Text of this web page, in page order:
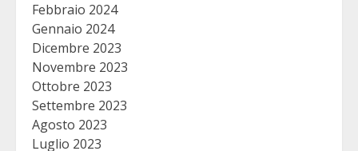
Febbraio 2024
Gennaio 2024
Dicembre 2023
Novembre 2023
Ottobre 2023
Settembre 2023
Agosto 2023
Luglio 2023